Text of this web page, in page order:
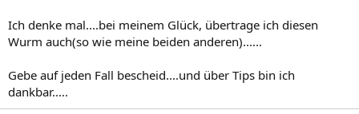
Ich denke mal....bei meinem Glück, übertrage ich diesen
Wurm auch(so wie meine beiden anderen)......
Gebe auf jeden Fall bescheid....und über Tips bin ich
dankbar.....